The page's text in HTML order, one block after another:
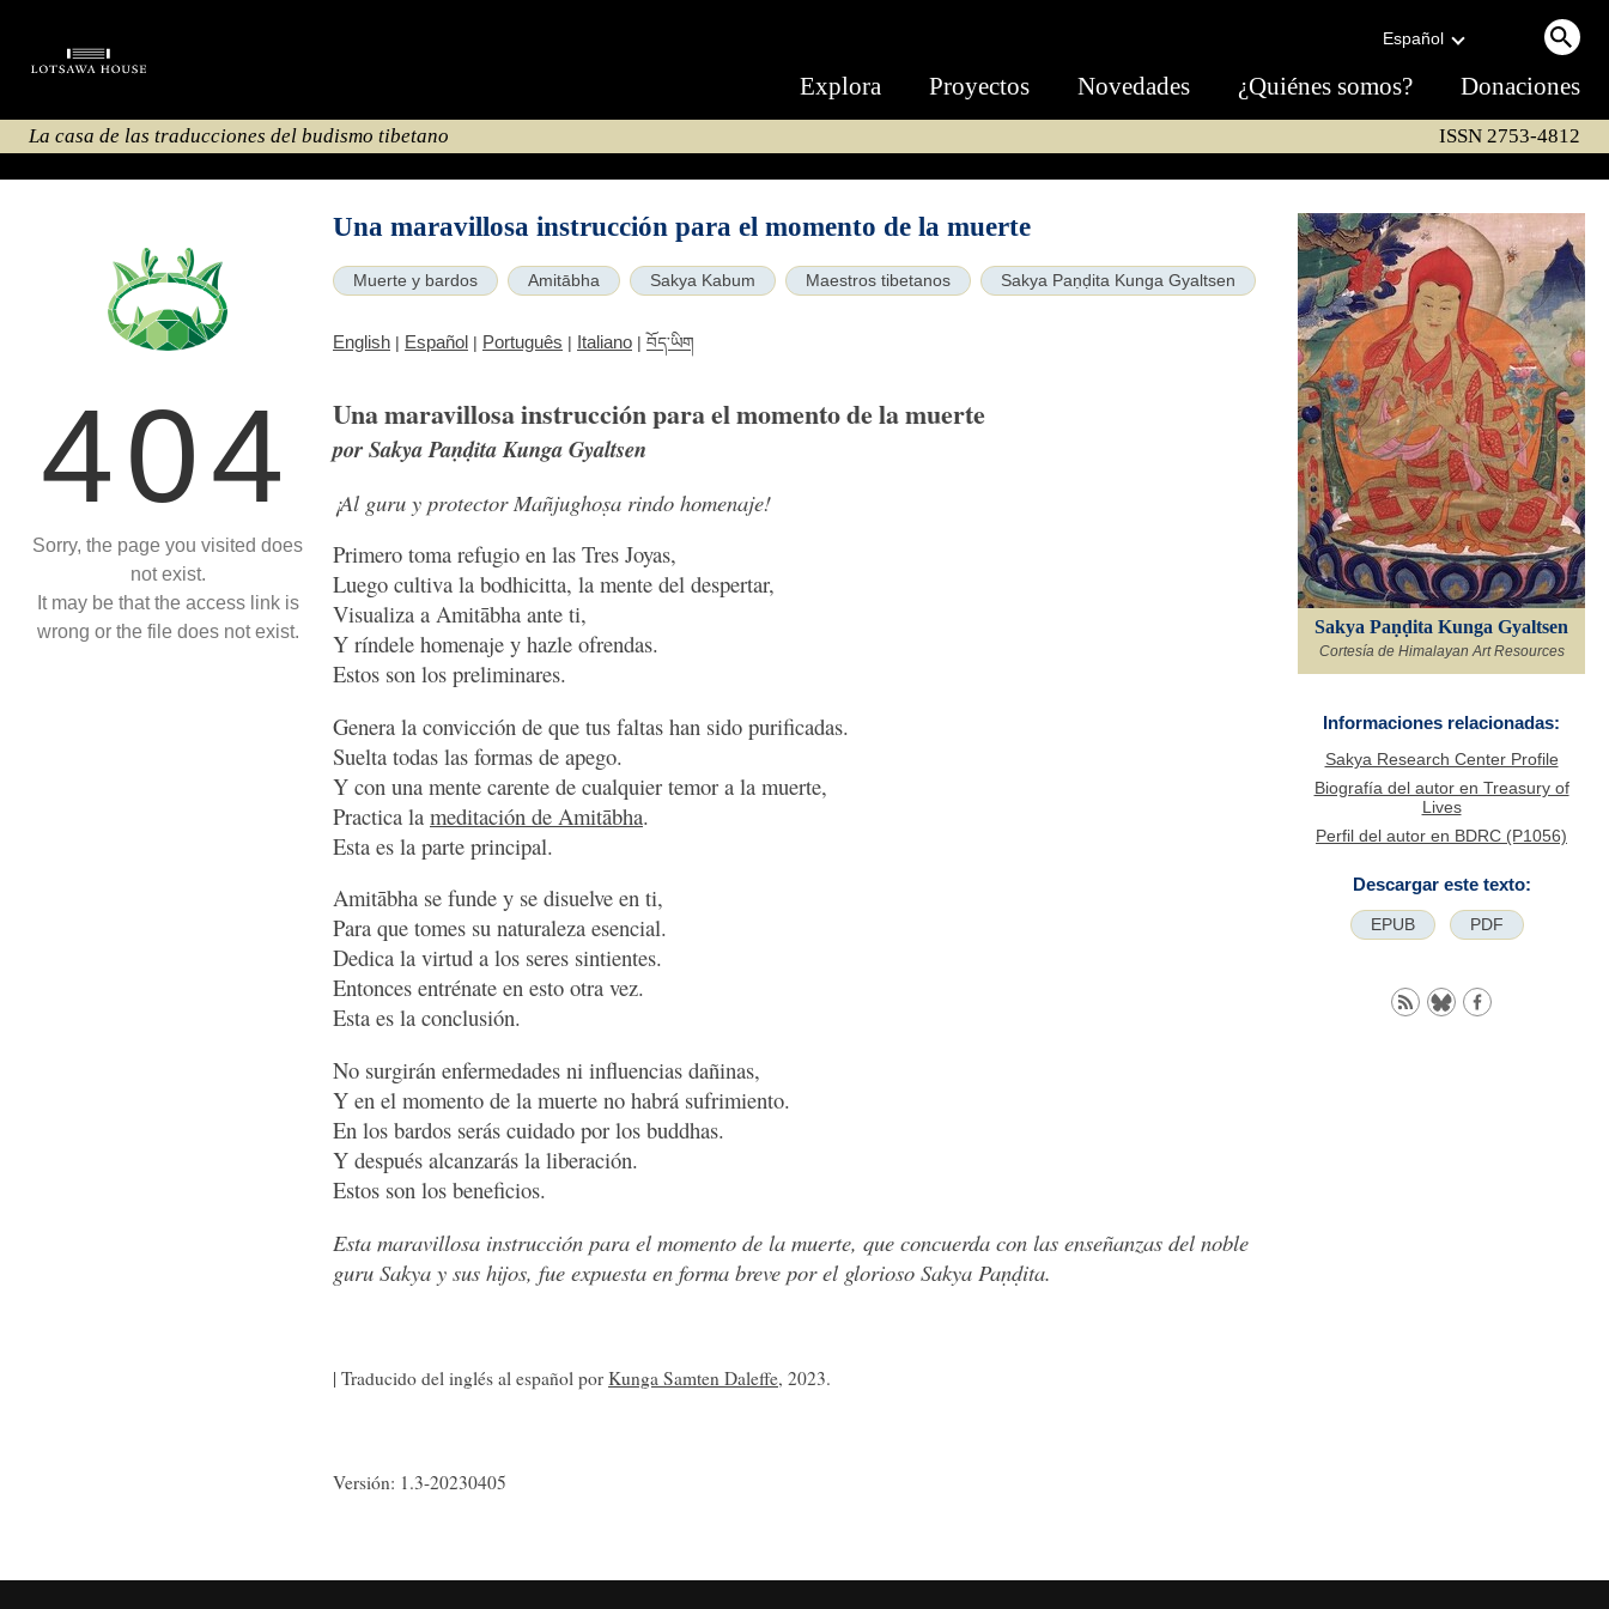
Español
Explora Proyectos Novedades ¿Quiénes somos? Donaciones
La casa de las traducciones del budismo tibetano ISSN 2753-4812
404
Sorry, the page you visited does
not exist.
It may be that the access link is
wrong or the file does not exist.
Una maravillosa instrucción para el momento de la muerte
Muerte y bardos Amitābha Sakya Kabum Maestros tibetanos Sakya Paṇḍita Kunga Gyaltsen
English | Español | Português | Italiano | བོད་ཡིག
Una maravillosa instrucción para el momento de la muerte
por Sakya Paṇḍita Kunga Gyaltsen
¡Al guru y protector Mañjughoṣa rindo homenaje!
Primero toma refugio en las Tres Joyas,
Luego cultiva la bodhicitta, la mente del despertar,
Visualiza a Amitābha ante ti,
Y ríndele homenaje y hazle ofrendas.
Estos son los preliminares.
Genera la convicción de que tus faltas han sido purificadas.
Suelta todas las formas de apego.
Y con una mente carente de cualquier temor a la muerte,
Practica la meditación de Amitābha.
Esta es la parte principal.
Amitābha se funde y se disuelve en ti,
Para que tomes su naturaleza esencial.
Dedica la virtud a los seres sintientes.
Entonces entrénate en esto otra vez.
Esta es la conclusión.
No surgirán enfermedades ni influencias dañinas,
Y en el momento de la muerte no habrá sufrimiento.
En los bardos serás cuidado por los buddhas.
Y después alcanzarás la liberación.
Estos son los beneficios.
Esta maravillosa instrucción para el momento de la muerte, que concuerda con las enseñanzas del noble
guru Sakya y sus hijos, fue expuesta en forma breve por el glorioso Sakya Paṇḍita.
| Traducido del inglés al español por Kunga Samten Daleffe, 2023.
Versión: 1.3-20230405
Sakya Paṇḍita Kunga Gyaltsen
Cortesía de Himalayan Art Resources
Informaciones relacionadas:
Sakya Research Center Profile
Biografía del autor en Treasury of
Lives
Perfil del autor en BDRC (P1056)
Descargar este texto:
EPUB PDF